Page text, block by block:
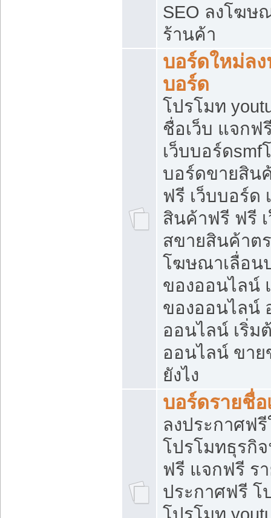
SEO ลงโฆษ
ร้านค้า
บอร์ดใหม่ลง
บอร์ด
โปรโมท
ชื่อเว็บ แจกฟ
เว็บบอร์ดsmf
บอร์ดขายสิน
ฟรี เว็บบอร์ด
สินค้าฟรี ฟรี
สขายสินค้าต
โฆษณาเลื่อน
ของออนไลน์
ของออนไลน์
ออนไลน์ เริ่ม
ออนไลน์ ขาย
ยังไง
บอร์ดรายชื่อ
ลงประกาศฟรี
โปรโมทธุรกิ
ฟรี แจกฟรี ร
ประกาศฟรี โ